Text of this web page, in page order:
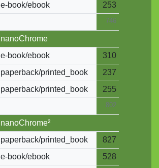
e-book/ebook
253
746
nanoChrome
e-book/ebook
310
paperback/printed_book
237
paperback/printed_book
255
802
nanoChrome²
paperback/printed_book
827
e-book/ebook
528